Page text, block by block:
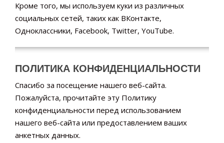
Кроме того, мы используем куки из различных
социальных сетей, таких как ВКонтакте,
Одноклассники, Facebook, Twitter, YouTube.
ПОЛИТИКА КОНФИДЕНЦИАЛЬНОСТИ
Спасибо за посещение нашего веб-сайта.
Пожалуйста, прочитайте эту Политику
конфиденциальности перед использованием
нашего веб-сайта или предоставлением ваших
анкетных данных.